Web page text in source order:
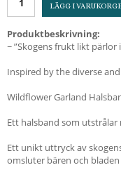
LÄGG I
Produktbeskrivning:
~ ”Skogens frukt likt pärlor
Inspired by the diverse
Wildflower Garland
Ett halsband som utstrålar
Ett unikt uttryck av
omsluter bären och